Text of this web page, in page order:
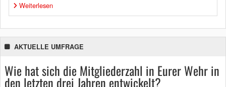
Weiterlesen
AKTUELLE UMFRAGE
Wie hat sich die Mitgliederzahl in Eurer Wehr in
den letzten drei Jahren entwickelt?